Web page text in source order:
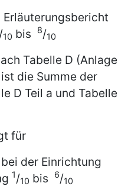
/10 bis 8/10
Tabelle D (Anlage
die Summe der
D Teil a und Tabelle
für
der Einrichtung
1/10 bis 6/10